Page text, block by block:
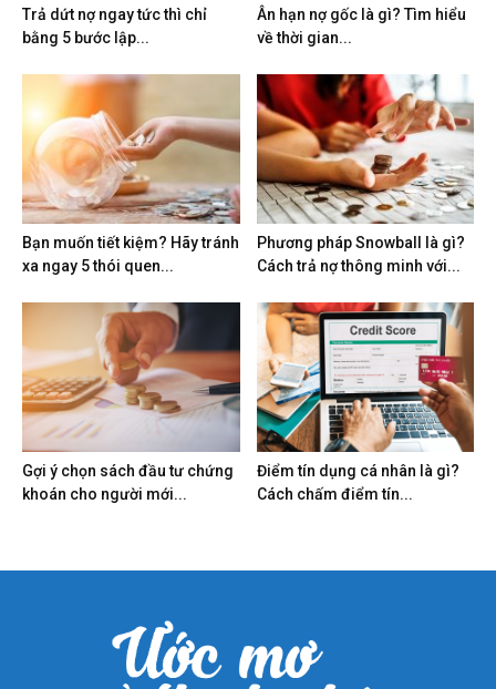
Trả dứt nợ ngay tức thì chỉ
bằng 5 bước lập...
Ân hạn nợ gốc là gì? Tìm hiểu
về thời gian...
Bạn muốn tiết kiệm? Hãy tránh
xa ngay 5 thói quen...
Phương pháp Snowball là gì?
Cách trả nợ thông minh với...
Gợi ý chọn sách đầu tư chứng
khoán cho người mới...
Điểm tín dụng cá nhân là gì?
Cách chấm điểm tín...